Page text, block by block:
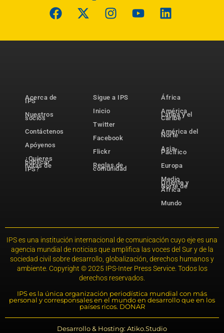
Acerca de
IPS
Nuestros
socios
Contáctenos
Apóyenos
¿Quieres
publicar
notas de
IPS?
Sigue a IPS
Inicio
Twitter
Facebook
Flickr
Reglas de
comunidad
África
América
Latina y el
Caribe
América del
Norte
Asia-
Pacífico
Europa
Medio
Oriente y
Norte de
África
Mundo
IPS es una institución internacional de comunicación cuyo eje es una
agencia mundial de noticias que amplifica las voces del Sur y de la
sociedad civil sobre desarrollo, globalización, derechos humanos y
ambiente. Copyright © 2025 IPS-Inter Press Service. Todos los
derechos reservados.
IPS es la única organización periodística mundial con más
personal y corresponsales en el mundo en desarrollo que en los
países ricos. DONAR
Desarrollo & Hosting: Atiko.Studio